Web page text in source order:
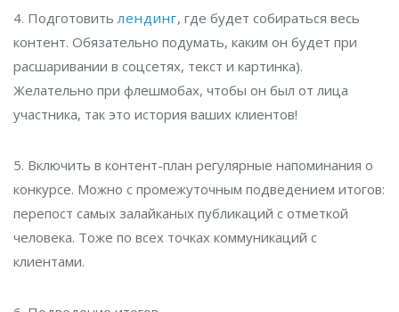
4. Подготовитьлендинг, где будет собираться весь
контент. Обязательно подумать, каким он будет при
расшаривании в соцсетях, текст и картинка).
Желательно при флешмобах, чтобы он был от лица
участника, так это история ваших клиентов!
5. Включить в контент-план регулярные напоминания о
конкурсе. Можно с промежуточным подведением итогов:
перепост самых залайканых публикаций с отметкой
человека. Тоже по всех точках коммуникаций с
клиентами.